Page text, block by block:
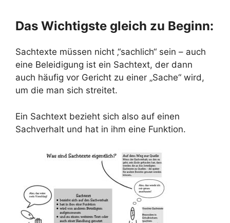
Das Wichtigste gleich zu Beginn:
Sachtexte müssen nicht ‚“sachlich“ sein – auch
eine Beleidigung ist ein Sachtext, der dann
auch häufig vor Gericht zu einer „Sache“ wird,
um die man sich streitet.
Ein Sachtext bezieht sich also auf einen
Sachverhalt und hat in ihm eine Funktion.